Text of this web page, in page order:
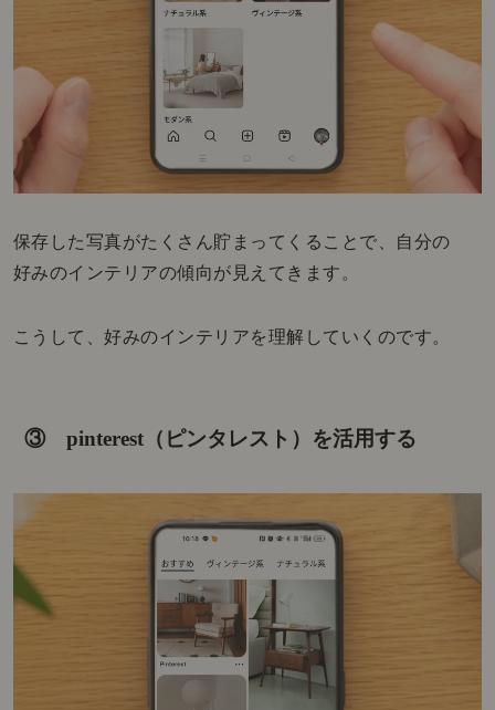
保存した写真がたくさん貯まってくることで、自分の
好みのインテリアの傾向が見えてきます。
こうして、好みのインテリアを理解していくのです。
③ pinterest（ピンタレスト）を活用する